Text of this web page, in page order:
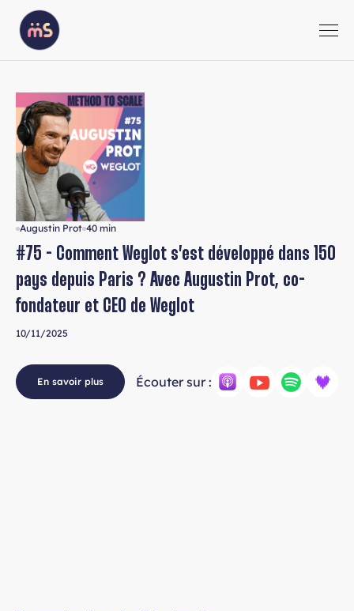
Augustin Prot 40 min
#75 - Comment Weglot s’est développé dans 150
pays depuis Paris ? Avec Augustin Prot, co-
fondateur et CEO de Weglot
10/11/2025
En savoir plus Écouter sur :